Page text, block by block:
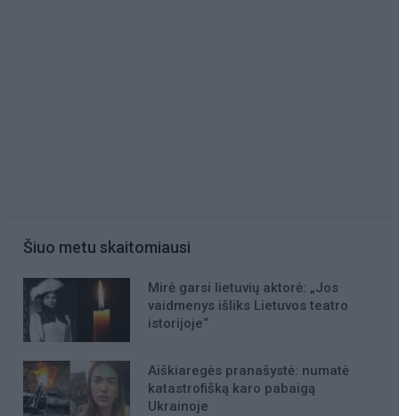
Šiuo metu skaitomiausi
Mirė garsi lietuvių aktorė: „Jos
vaidmenys išliks Lietuvos teatro
istorijoje“
Aiškiaregės pranašystė: numatė
katastrofišką karo pabaigą
Ukrainoje